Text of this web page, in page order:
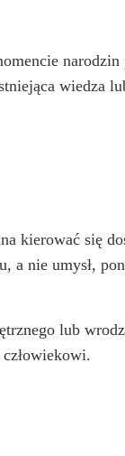
narodzin
wiedza
kierować się
a nie umysł,
lub